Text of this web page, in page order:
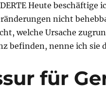
Heute
nicht
welche Ursache
befinden, nenne ich
für